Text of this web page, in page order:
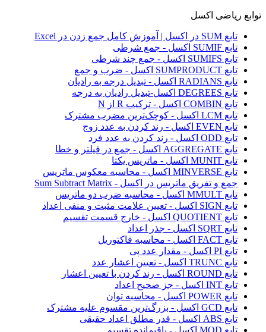
توابع ریاضی اکسل
تابع SUM در اکسل | آموزش کامل جمع زدن در Excel
تابع SUMIF اکسل - جمع شرطی
تابع SUMIFS اکسل - جمع چند شرطی
تابع SUMPRODUCT اکسل - ضرب و جمع
تابع RADIANS اکسل - تبدیل درجه به رادیان
تابع DEGREES اکسل-تبدیل رادیان به درجه
تابع COMBIN اکسل - ترکیب R از N
تابع LCM اکسل - کوچک‌ترین مضرب مشترک
تابع EVEN اکسل - رند کردن به عدد زوج
تابع ODD اکسل - رند کردن به عدد فرد
تابع AGGREGATE اکسل - جمع در فیلتر و خطا
تابع MUNIT اکسل - ماتریس یکتا
تابع MINVERSE اکسل - محاسبه معکوس ماتریس
جمع و تفریق ماتریس در اکسل - Sum Subtract Matrix
تابع MMULT اکسل - محاسبه ضرب دو ماتریس
تابع SIGN اکسل - تعیین علامت مثبت و منفی اعداد
تابع QUOTIENT اکسل - خارج قسمت تقسیم
تابع SQRT اکسل - جذر اعداد
تابع FACT اکسل - محاسبه فاکتوریل
تابع PI اکسل - مقدار عدد پی
تابع TRUNC اکسل - تعیین اعشار عدد
تابع ROUND اکسل - رند کردن با تعیین اعشار
تابع INT اکسل - جز صحیح اعداد
تابع POWER اکسل - محاسبه توان
تابع GCD اکسل - بزرگ‌ترین مقسوم‌ علیه مشترک
تابع ABS اکسل - قدر مطلق اعداد حقیقی
تابع MOD اکسل - باقیمانده تقسیم